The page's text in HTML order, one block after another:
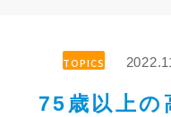
TOPICS
75 歳以上の